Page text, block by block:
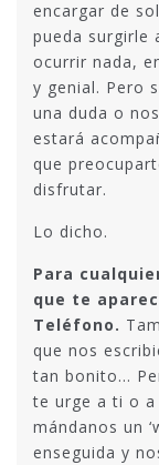
encargar de
pueda surgirle
ocurrir nada,
y genial. Pero
una duda o
estará
que
disfrutar.
Lo dicho.
Para
que te
Teléfono.
que nos
tan bonito…
te urge a ti o
mándanos un
enseguida y